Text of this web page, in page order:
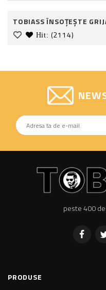
TOBIASS ÎNSOȚEȘTE
Hit: (2114)
peste 400
PRODUSE